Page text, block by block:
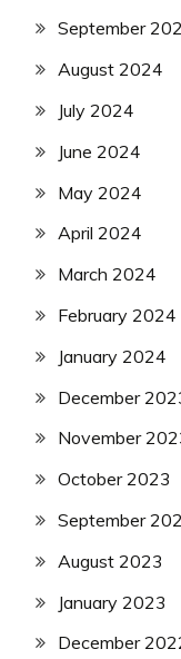
September
August 2024
July 2024
June 2024
May 2024
April 2024
March 2024
February 2024
January 2024
December
November
October 2023
September
August 2023
January 2023
December